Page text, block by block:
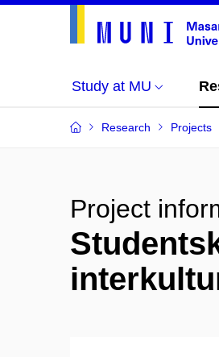
Study at MU
Research Projects
Project